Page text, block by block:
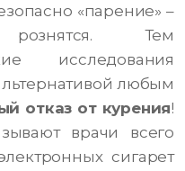
«парение» –
Тем
исследования
любым
отказ от курения!
врачи всего
сигарет